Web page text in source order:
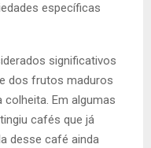
específicas
significativos
dos frutos maduros
Em algumas
cafés que já
desse café ainda